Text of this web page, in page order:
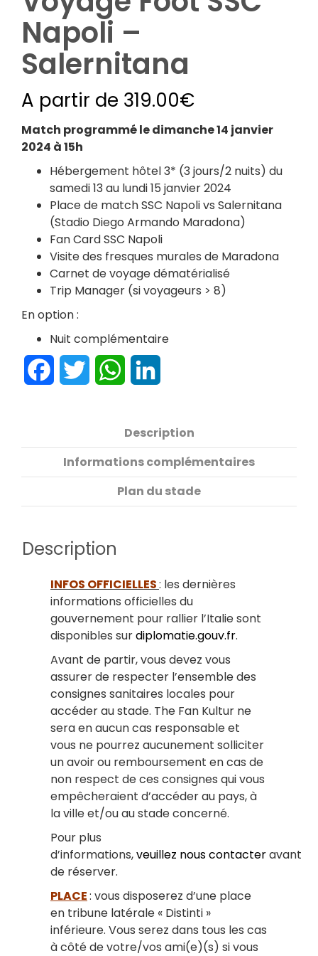
Napoli –
Salernitana
A partir de 319.00€
Match programmé le dimanche 14 janvier
2024 à 15h
Hébergement hôtel 3* (3 jours/2 nuits) du
samedi 13 au lundi 15 janvier 2024
Place de match SSC Napoli vs Salernitana
(Stadio Diego Armando Maradona)
Fan Card SSC Napoli
Visite des fresques murales de Maradona
Carnet de voyage dématérialisé
Trip Manager (si voyageurs > 8)
En option :
Nuit complémentaire
FacebookTwitter WhatsApp
Description
Informations complémentaires
Plan du stade
Description
INFOS OFFICIELLES: les dernières
informations officielles du
gouvernement pour rallier l’Italie sont
disponibles surdiplomatie.gouv.fr.
Avant de partir, vous devez vous
assurer de respecter l’ensemble des
consignes sanitaires locales pour
accéder au stade. The Fan Kultur ne
sera en aucun cas responsable et
vous ne pourrez aucunement solliciter
un avoir ou remboursement en cas de
non respect de ces consignes qui vous
empêcheraient d’accéder au pays, à
la ville et/ou au stade concerné.
Pour plus
d’informations,veuillez nous contacteravant
de réserver.
PLACE: vous disposerez d’une place
en tribune latérale « Distinti »
inférieure. Vous serez dans tous les cas
à côté de votre/vos ami(e)(s) si vous